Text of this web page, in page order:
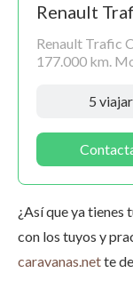
Renault
Renault Trafic
177.000 km.
5 viajar
¿Así que ya
con los tuyos y
caravanas.nette